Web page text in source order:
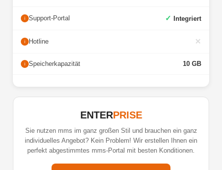
i Support-Portal ✓ Integriert
i Hotline ✕
i Speicherkapazität 10 GB
ENTERPRISE
Sie nutzen mms im ganz großen Stil und brauchen ein ganz
individuelles Angebot? Kein Problem! Wir erstellen Ihnen ein
perfekt abgestimmtes mms-Portal mit besten Konditionen.